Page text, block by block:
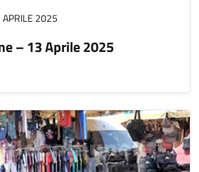
APRILE 2025
– 13 Aprile 2025